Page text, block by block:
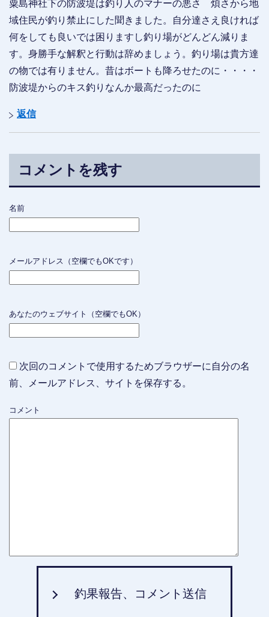
粟島神社下の防波堤は釣り人のマナーの悪さ 煩さから地
域住民が釣り禁止にした聞きました。自分達さえ良ければ
何をしても良いでは困りますし釣り場がどんどん減りま
す。身勝手な解釈と行動は辞めましょう。釣り場は貴方達
の物では有りません。昔はボートも降ろせたのに・・・・
防波堤からのキス釣りなんか最高だったのに
返信
コメントを残す
名前
メールアドレス（空欄でもOKです）
あなたのウェブサイト（空欄でもOK）
次回のコメントで使用するためブラウザーに自分の名
前、メールアドレス、サイトを保存する。
コメント
釣果報告、コメント送信